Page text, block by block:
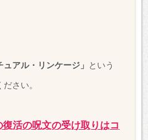
ュアル・リンケージ」 という
さい。
活の呪文の受け取りはコ